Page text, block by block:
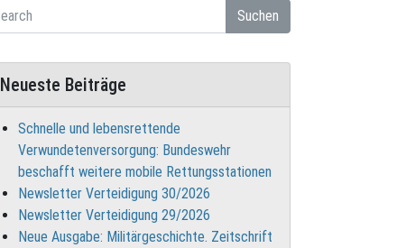
Suchen
Neueste Beiträge
Schnelle und lebensrettende
Verwundetenversorgung: Bundeswehr
beschafft weitere mobile Rettungsstationen
Newsletter Verteidigung 30/2026
Newsletter Verteidigung 29/2026
Neue Ausgabe: Militärgeschichte. Zeitschrift